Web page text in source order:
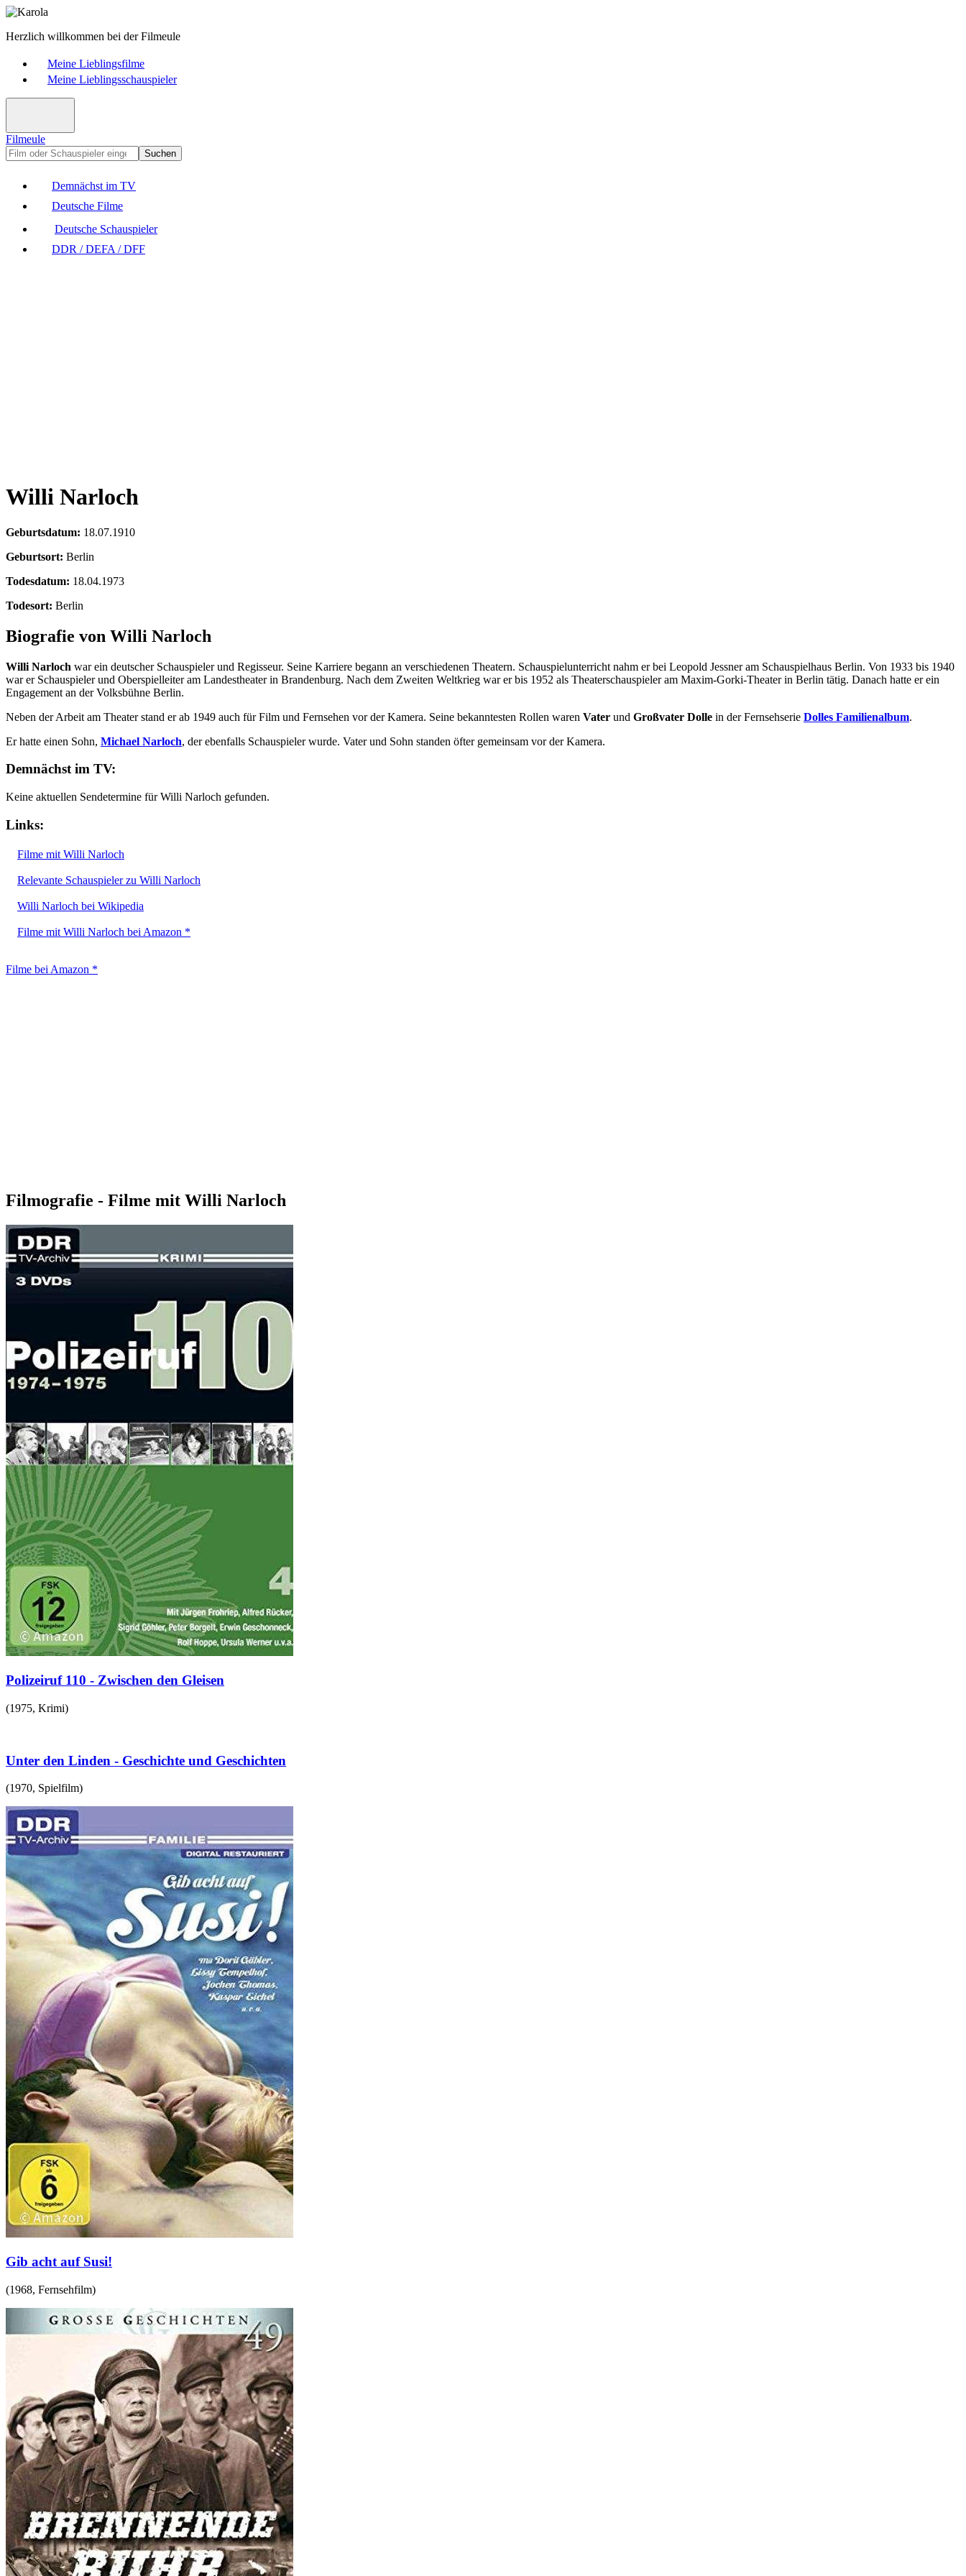
Herzlich willkommen bei der Filmeule
Meine Lieblingsfilme
Meine Lieblingsschauspieler
Filmeule
Suchen
Demnächst im TV
Deutsche Filme
Deutsche Schauspieler
DDR / DEFA / DFF
Willi Narloch
Geburtsdatum: 18.07.1910
Geburtsort: Berlin
Todesdatum: 18.04.1973
Todesort: Berlin
Biografie von Willi Narloch
Willi Narloch war ein deutscher Schauspieler und Regisseur. Seine Karriere begann an verschiedenen Theatern. Schauspielunterricht nahm er bei Leopold Jessner am Schauspielhaus Berlin. Von 1933 bis 1940
war er Schauspieler und Oberspielleiter am Landestheater in Brandenburg. Nach dem Zweiten Weltkrieg war er bis 1952 als Theaterschauspieler am Maxim-Gorki-Theater in Berlin tätig. Danach hatte er ein
Engagement an der Volksbühne Berlin.
Neben der Arbeit am Theater stand er ab 1949 auch für Film und Fernsehen vor der Kamera. Seine bekanntesten Rollen waren Vater und Großvater Dolle in der Fernsehserie Dolles Familienalbum.
Er hatte einen Sohn, Michael Narloch, der ebenfalls Schauspieler wurde. Vater und Sohn standen öfter gemeinsam vor der Kamera.
Demnächst im TV:
Keine aktuellen Sendetermine für Willi Narloch gefunden.
Links:
Filme mit Willi Narloch
Relevante Schauspieler zu Willi Narloch
Willi Narloch bei Wikipedia
Filme mit Willi Narloch bei Amazon *
Filme bei Amazon *
Filmografie - Filme mit Willi Narloch
Polizeiruf 110 - Zwischen den Gleisen
(1975, Krimi)
Unter den Linden - Geschichte und Geschichten
(1970, Spielfilm)
Gib acht auf Susi!
(1968, Fernsehfilm)